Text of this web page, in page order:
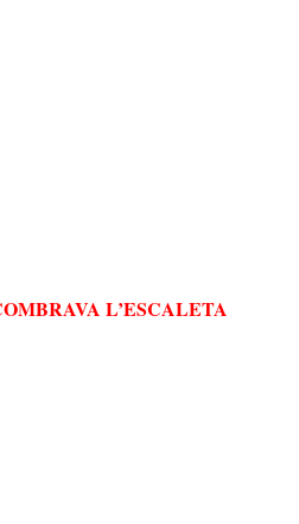
L’ESCALETA